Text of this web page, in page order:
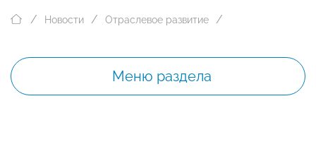
Новости Отраслевое развитие
Меню раздела